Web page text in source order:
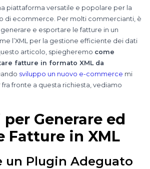
piattaforma versatile e popolare per la
di ecommerce. Per molti commercianti, è
e esportare le fatture in un
l’XML per la gestione efficiente dei dati
articolo, spiegheremo come
fatture in formato XML da
sviluppo un nuovo e-commerce mi
fronte a questa richiesta, vediamo
per Generare ed
Fatture in XML
un Plugin Adeguato